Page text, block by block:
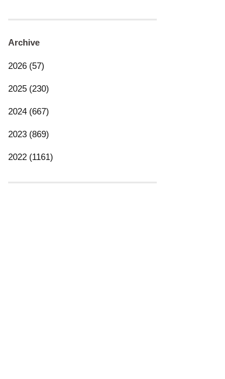
Archive
2026 (57)
2025 (230)
2024 (667)
2023 (869)
2022 (1161)